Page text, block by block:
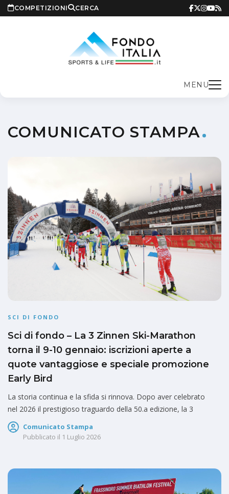
COMPETIZIONI CERCA
MENU
COMUNICATO STAMPA
SCI DI FONDO
Sci di fondo – La 3 Zinnen Ski-Marathon
torna il 9-10 gennaio: iscrizioni aperte a
quote vantaggiose e speciale promozione
Early Bird
La storia continua e la sfida si rinnova. Dopo aver celebrato
nel 2026 il prestigioso traguardo della 50.a edizione, la 3
Comunicato Stampa
Pubblicato il 1 Luglio 2026